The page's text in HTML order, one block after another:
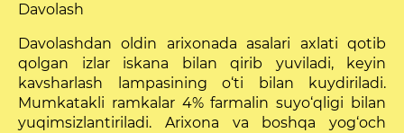
Davolash
Davolashdan oldin arixonada asalari axlati qotib
qolgan izlar iskana bilan qirib yuviladi, keyin
kavsharlash lampasining o‘ti bilan kuydiriladi.
Mumka­takli ramkalar 4% farmalin suyo‘qligi bilan
yuqimsizlantiriladi. Arixona va boshqa yog‘och